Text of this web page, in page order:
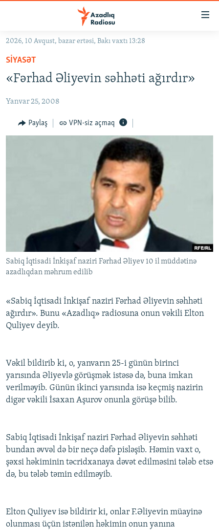
Əsas
qayıt
Əsas
qayıt
GÜNDƏM
#İZAHLA
KORRUPSIOMETR
#ƏSLINDƏ
FƏRQƏ BAX
İNFOQRAFIKA
KARIKATURA
AZƏRBAYCAN ƏDƏBIYYATI KITABXANASI
İSLAM VƏ DEMOKRATIYA
İZ - MƏDƏNIYYƏT PROQRAMI
MISSIYAMIZ
PEŞƏ ETIKASI VƏ JURNALISTIKA STANDARTLARIMIZ
MATERIALLARIMIZDAN ISTIFADƏ
BIZIMLƏ ƏLAQƏ
XƏBƏR BÜLLETENLƏRIMIZ
BIZI IZLƏ
2026, 10 Avqust, bazar ertəsi, Bakı vaxtı 13:28
SIYASƏT
«Fərhad Əliyevin səhhəti ağırdır»
Yanvar 25, 2008
Paylaş VPN-siz açmaq
Sabiq İqtisadi İnkişaf naziri Fərhad Əliyev 10 il müddətinə
azadlıqdan məhrum edilib
«Sabiq İqtisadi İnkişaf naziri Fərhad Əliyevin səhhəti
ağırdır». Bunu «Azadlıq» radiosuna onun vəkili Elton
Quliyev deyib.
Vəkil bildirib ki, o, yanvarın 25-i günün birinci
yarısında Əliyevlə görüşmək istəsə də, buna imkan
verilməyib. Günün ikinci yarısında isə keçmiş nazirin
digər vəkili İsaxan Aşurov onunla görüşə bilib.
Sabiq İqtisadi İnkişaf naziri Fərhad Əliyevin səhhəti
bundan əvvəl də bir neçə dəfə pisləşib. Həmin vaxt o,
şəxsi həkiminin təcridxanaya dəvət edilməsini tələb etsə
də, bu tələb təmin edilməyib.
Elton Quliyev isə bildirir ki, onlar F.Əliyevin müayinə
olunması üçün istənilən həkimin onun yanına